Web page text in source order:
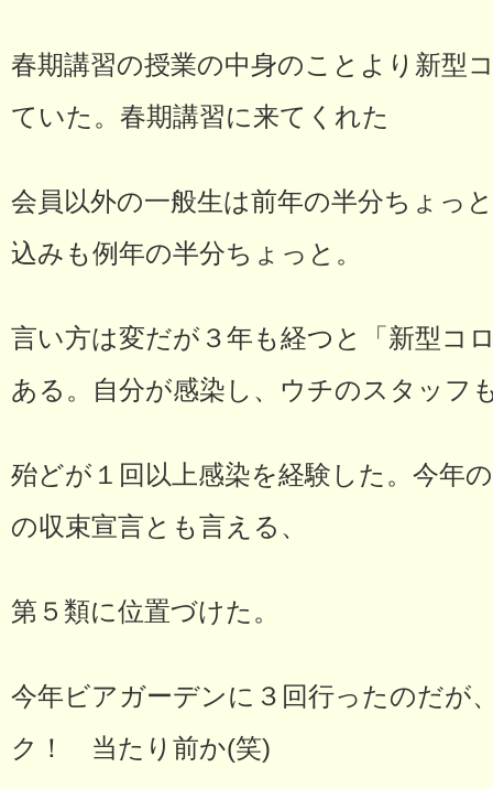
春期講習の授業の中身のことより新型
ていた。春期講習に来てくれた
会員以外の一般生は前年の半分ちょっ
込みも例年の半分ちょっと。
言い方は変だが３年も経つと「新型コ
ある。自分が感染し、ウチのスタッフ
殆どが１回以上感染を経験した。今年
の収束宣言とも言える、
第５類に位置づけた。
今年ビアガーデンに３回行ったのだが
ク！ 当たり前か(笑)